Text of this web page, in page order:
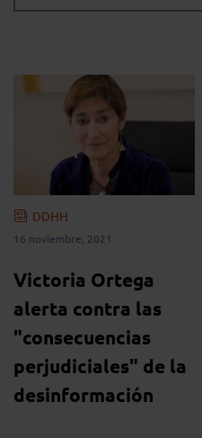
DDHH
16 noviembre, 2021
Victoria Ortega
alerta contra las
"consecuencias
perjudiciales" de la
desinformación